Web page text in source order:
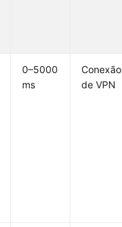
0–5000
ms
Conexão
de VPN